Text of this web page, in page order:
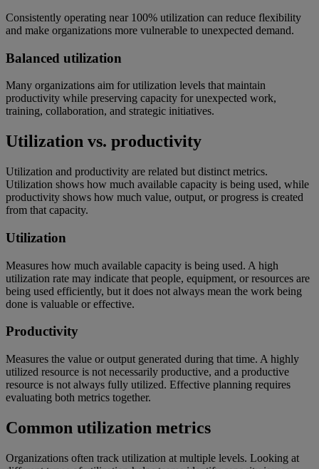
Consistently operating near 100% utilization can reduce flexibility
and make organizations more vulnerable to unexpected demand.
Balanced utilization
Many organizations aim for utilization levels that maintain
productivity while preserving capacity for unexpected work,
training, collaboration, and strategic initiatives.
Utilization vs. productivity
Utilization and productivity are related but distinct metrics.
Utilization shows how much available capacity is being used, while
productivity shows how much value, output, or progress is created
from that capacity.
Utilization
Measures how much available capacity is being used. A high
utilization rate may indicate that people, equipment, or resources are
being used efficiently, but it does not always mean the work being
done is valuable or effective.
Productivity
Measures the value or output generated during that time. A highly
utilized resource is not necessarily productive, and a productive
resource is not always fully utilized. Effective planning requires
evaluating both metrics together.
Common utilization metrics
Organizations often track utilization at multiple levels. Looking at